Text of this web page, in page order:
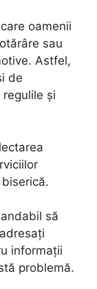
oamenii
sau
Astfel,
de
și
să
informații
problemă.